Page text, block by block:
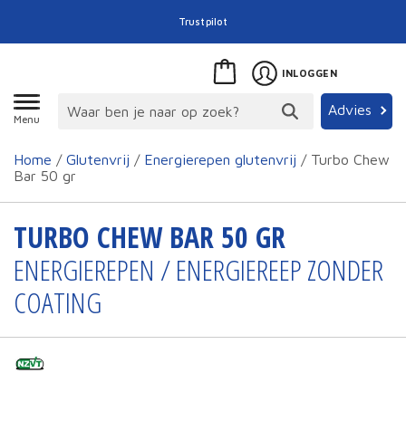
Trustpilot
Menu
Advies
INLOGGEN
Home / Glutenvrij / Energierepen glutenvrij / Turbo Chew
Bar 50 gr
TURBO CHEW BAR 50 GR
ENERGIEREPEN / ENERGIEREEP ZONDER
COATING